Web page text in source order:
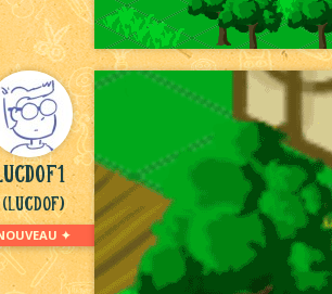
(Lucdof)
✦